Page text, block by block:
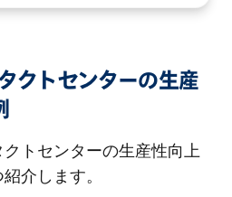
クトセンターの生産
トセンターの生産性向上
介します。